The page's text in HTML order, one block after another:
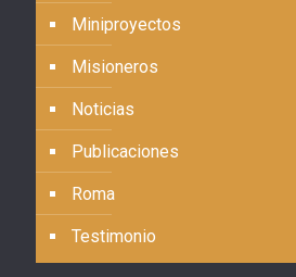
Miniproyectos
Misioneros
Noticias
Publicaciones
Roma
Testimonio